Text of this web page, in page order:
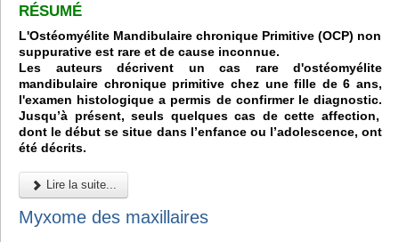
RÉSUMÉ
L'Ostéomyélite Mandibulaire chronique Primitive (OCP) non
suppurative est rare et de cause inconnue.
Les auteurs décrivent un cas rare d'ostéomyélite
mandibulaire chronique primitive chez une fille de 6 ans,
l'examen histologique a permis de confirmer le diagnostic.
Jusqu’à présent, seuls quelques cas de cette affection,
dont le début se situe dans l’enfance ou l’adolescence, ont
été décrits.
Lire la suite...
Myxome des maxillaires